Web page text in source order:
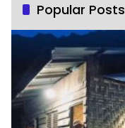
Popular Posts